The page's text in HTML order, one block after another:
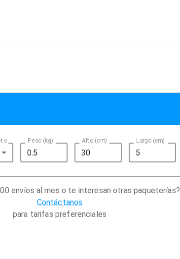
Peso (kg) Alto (cm) Largo (cm)
envíos al mes o te interesan otras paqueterías?
Contáctanos
para tarifas preferenciales